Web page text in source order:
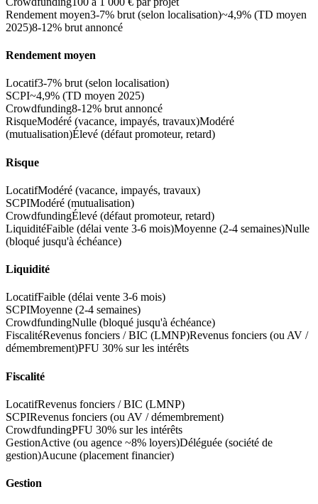
Rendement moyen3-7% brut (selon localisation)~4,9% (TD moyen
2025)8-12% brut annoncé
Rendement moyen
Locatif3-7% brut (selon localisation)
SCPI~4,9% (TD moyen 2025)
Crowdfunding8-12% brut annoncé
RisqueModéré (vacance, impayés, travaux)Modéré
(mutualisation)Élevé (défaut promoteur, retard)
Risque
LocatifModéré (vacance, impayés, travaux)
SCPIModéré (mutualisation)
CrowdfundingÉlevé (défaut promoteur, retard)
LiquiditéFaible (délai vente 3-6 mois)Moyenne (2-4 semaines)Nulle
(bloqué jusqu'à échéance)
Liquidité
LocatifFaible (délai vente 3-6 mois)
SCPIMoyenne (2-4 semaines)
CrowdfundingNulle (bloqué jusqu'à échéance)
FiscalitéRevenus fonciers / BIC (LMNP)Revenus fonciers (ou AV /
démembrement)PFU 30% sur les intérêts
Fiscalité
LocatifRevenus fonciers / BIC (LMNP)
SCPIRevenus fonciers (ou AV / démembrement)
CrowdfundingPFU 30% sur les intérêts
GestionActive (ou agence ~8% loyers)Déléguée (société de
gestion)Aucune (placement financier)
Gestion